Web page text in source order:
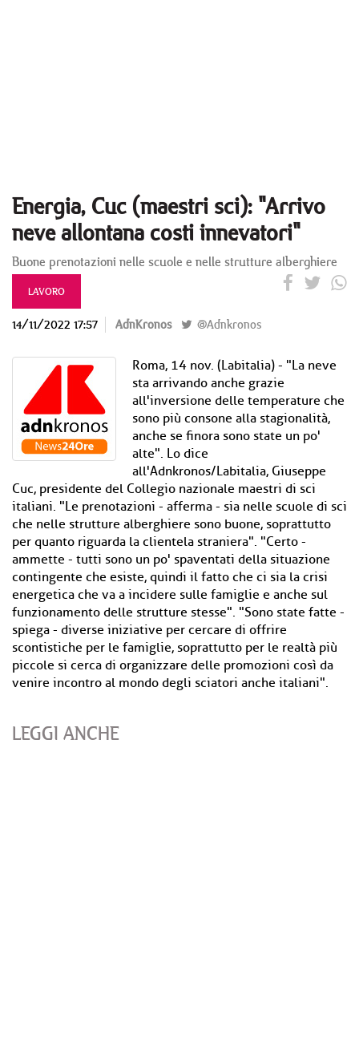
Energia, Cuc (maestri sci): "Arrivo
neve allontana costi innevatori"
Buone prenotazioni nelle scuole e nelle strutture alberghiere
LAVORO
14/11/2022 17:57 AdnKronos @Adnkronos
Roma, 14 nov. (Labitalia) - "La neve
sta arrivando anche grazie
all'inversione delle temperature che
sono più consone alla stagionalità,
anche se finora sono state un po'
alte". Lo dice
all'Adnkronos/Labitalia, Giuseppe
Cuc, presidente del Collegio nazionale maestri di sci
italiani. "Le prenotazioni - afferma - sia nelle scuole di sci
che nelle strutture alberghiere sono buone, soprattutto
per quanto riguarda la clientela straniera". "Certo -
ammette - tutti sono un po' spaventati della situazione
contingente che esiste, quindi il fatto che ci sia la crisi
energetica che va a incidere sulle famiglie e anche sul
funzionamento delle strutture stesse". "Sono state fatte -
spiega - diverse iniziative per cercare di offrire
scontistiche per le famiglie, soprattutto per le realtà più
piccole si cerca di organizzare delle promozioni così da
venire incontro al mondo degli sciatori anche italiani".
LEGGI ANCHE